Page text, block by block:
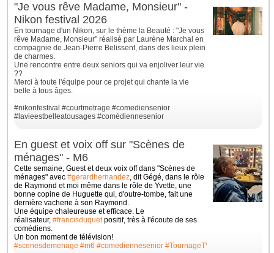
"Je vous rêve Madame, Monsieur" -
Nikon festival 2026
En tournage d'un Nikon, sur le thème la Beauté : "Je vous
rêve Madame, Monsieur" réalisé par Laurène Marchal en
compagnie de Jean-Pierre Belissent, dans des lieux plein
de charmes.
Une rencontre entre deux seniors qui va enjoliver leur vie
??
Merci à toute l'équipe pour ce projet qui chante la vie
belle à tous âges.
#nikonfestival #courtmetrage #comediensenior
#lavieestbelleatousages #comédiennesenior
En guest et voix off sur "Scènes de
ménages" - M6
Cette semaine, Guest et deux voix off dans "Scènes de
ménages" avec#gerardhernandez, dit Gégé, dans le rôle
de Raymond et moi même dans le rôle de Yvette, une
bonnecopine de Huguette qui, d'outre-tombe, fait une
dernière vacherie à son Raymond.
Une équipe chaleureuse et efficace. Le
réalisateur,#francisduquetpositif, très à l'écoute de ses
comédiens.
Un bon moment de télévision!
#scenesdemenage #m6 #comediennesenior #TournageTV